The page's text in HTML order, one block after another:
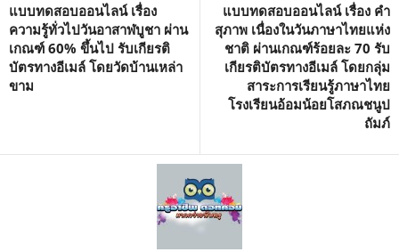
แบบทดสอบออนไลน์ เรื่อง
ความรู้ทั่วไปวันอาสาฬบูชา ผ่าน
เกณฑ์ 60% ขึ้นไป รับเกียรติ
บัตรทางอีเมล์ โดยวัดบ้านเหล่า
ขาม
แบบทดสอบออนไลน์ เรื่อง คำ
สุภาพ เนื่องในวันภาษาไทยแห่ง
ชาติ ผ่านเกณฑ์ร้อยละ 70 รับ
เกียรติบัตรทางอีเมล์ โดยกลุ่ม
สาระการเรียนรู้ภาษาไทย
โรงเรียนอ้อมน้อยโสภณชนูป
ถัมภ์